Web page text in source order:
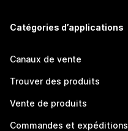
Catégories d’applications
Canaux de vente
Trouver des produits
Vente de produits
Commandes et expéditions